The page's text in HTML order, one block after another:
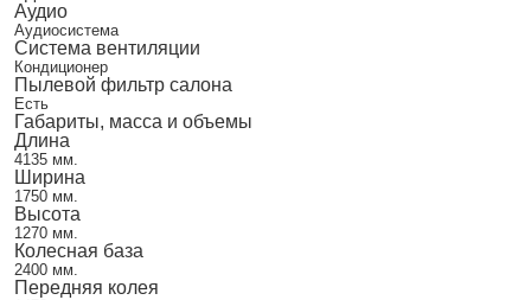
Аудио
Аудиосистема
Система вентиляции
Кондиционер
Пылевой фильтр салона
Есть
Габариты, масса и объемы
Длина
4135 мм.
Ширина
1750 мм.
Высота
1270 мм.
Колесная база
2400 мм.
Передняя колея